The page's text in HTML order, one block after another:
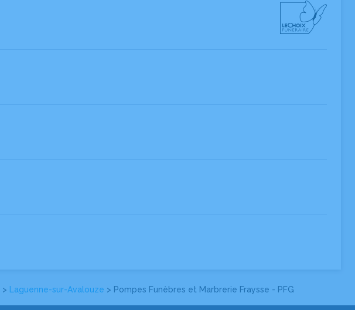
> Laguenne-sur-Avalouze > Pompes Funèbres et Marbrerie Fraysse - PFG